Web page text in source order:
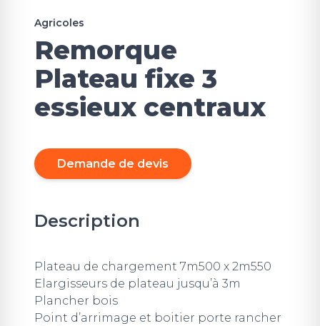
Agricoles
Remorque
Plateau fixe 3
essieux centraux
Demande de devis
Description
Plateau de chargement 7m500 x 2m550
Elargisseurs de plateau jusqu’à 3m
Plancher bois
Point d’arrimage et boitier porte rancher